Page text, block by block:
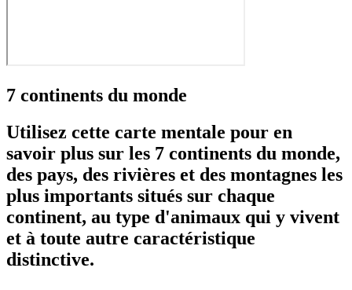
7 continents du monde
Utilisez cette carte mentale pour en
savoir plus sur les 7 continents du monde,
des pays, des rivières et des montagnes les
plus importants situés sur chaque
continent, au type d'animaux qui y vivent
et à toute autre caractéristique
distinctive.